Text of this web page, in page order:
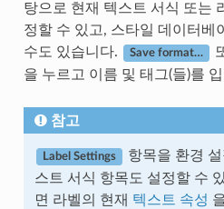
탕으로 현재 텍스트 서식 또는
정할 수 있고, 스타일 데이터베
수도 있습니다.
Save format…
을 누르고 이름 및 태그(들)를
참고
Label Settings
항목을 환경
스트 서식 항목도 설정할 수
면 라벨의 현재 텍스트 속성